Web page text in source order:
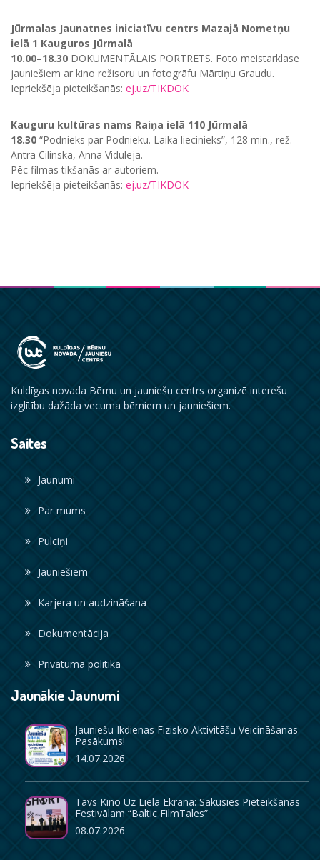
Jūrmalas Jaunatnes iniciatīvu centrs Mazajā Nometņu
ielā 1 Kauguros Jūrmalā
10.00–18.30 DOKUMENTĀLAIS PORTRETS. Foto meistarklase
jauniešiem ar kino režisoru un fotogrāfu Mārtiņu Graudu.
Iepriekšēja pieteikšanās: ej.uz/TIKDOK
Kauguru kultūras nams Raiņa ielā 110 Jūrmalā
18.30 “Podnieks par Podnieku. Laika liecinieks”, 128 min., rež.
Antra Cilinska, Anna Viduleja.
Pēc filmas tikšanās ar autoriem.
Iepriekšēja pieteikšanās: ej.uz/TIKDOK
Kuldīgas novada Bērnu un jauniešu centrs organizē interešu
izglītību dažāda vecuma bērniem un jauniešiem.
Saites
Jaunumi
Par mums
Pulciņi
Jauniešiem
Karjera un audzināšana
Dokumentācija
Privātuma politika
Jaunākie Jaunumi
Jauniešu Ikdienas Fizisko Aktivitāšu Veicināšanas
Pasākums!
14.07.2026
Tavs Kino Uz Lielā Ekrāna: Sākusies Pieteikšanās
Festivālam “Baltic FilmTales”
08.07.2026